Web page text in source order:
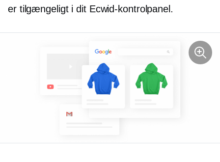
er tilgængeligt i dit Ecwid-kontrolpanel.